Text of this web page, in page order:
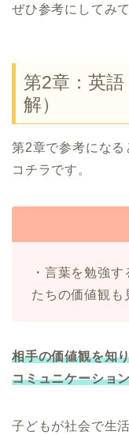
ぜひ参考にしてみ
第2章：英
解）
第2章で参考になる
コチラです。
・言葉を勉強
たちの価値観も
相手の価値観を知
コミュニケーショ
子どもが社会で生